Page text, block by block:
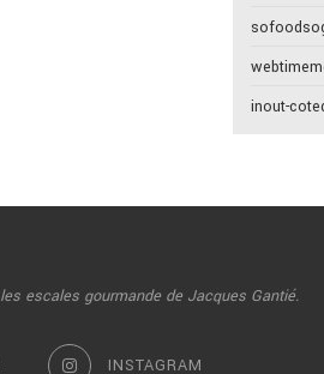
inout-
les escales gourmande de Jacques Gantié.
INSTAGRAM